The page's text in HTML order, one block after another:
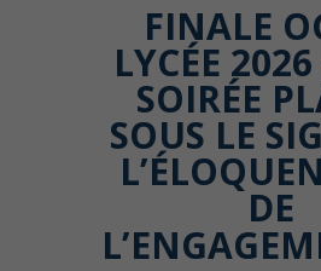
️FINALE
LYCÉE
SOIRÉE
SOUS LE
DE